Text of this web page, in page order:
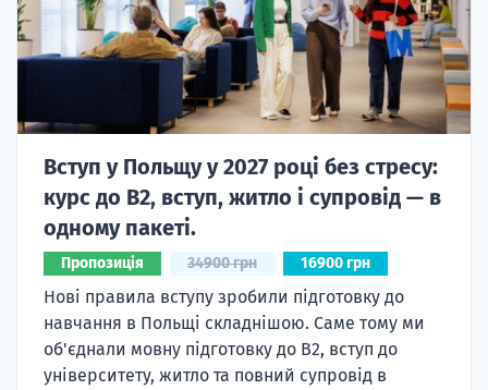
Вступ у Польщу у 2027 році без стресу:
курс до B2, вступ, житло і супровід — в
одному пакеті.
Пропозиція 34900 грн 16900 грн
Нові правила вступу зробили підготовку до
навчання в Польщі складнішою. Саме тому ми
об'єднали мовну підготовку до В2, вступ до
університету, житло та повний супровід в